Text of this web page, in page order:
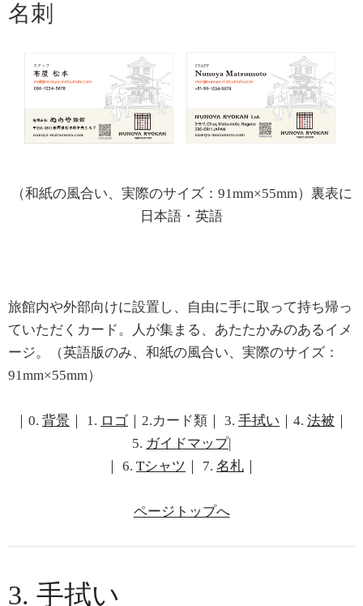
名刺
（和紙の風合い、実際のサイズ：91mm×55mm）裏表に
日本語・英語
旅館内や外部向けに設置し、自由に手に取って持ち帰っ
ていただくカード。人が集まる、あたたかみのあるイメ
ージ。（英語版のみ、和紙の風合い、実際のサイズ：
91mm×55mm）
｜0. 背景 ｜ 1. ロゴ ｜2.カード類｜ 3. 手拭い ｜4. 法被 ｜
5. ガイドマップ|
｜ 6. Tシャツ ｜ 7. 名札 ｜
ページトップへ
3. 手拭い